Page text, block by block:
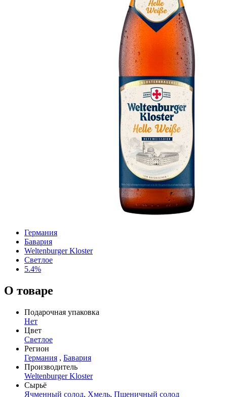
Германия
Бавария
Weltenburger Kloster
Светлое
5.4%
О товаре
Подарочная упаковка
Нет
Цвет
Светлое
Регион
Германия , Бавария
Производитель
Weltenburger Kloster
Сырьё
Ячменный солод, Хмель, Пшеничный солод